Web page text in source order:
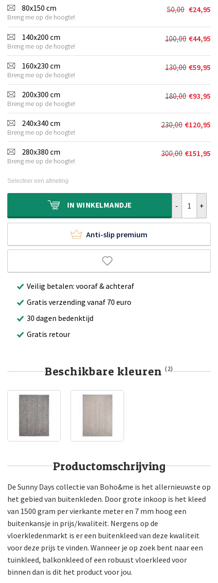
80x150 cm
Breng me op de hoogte!
50,00
prijs
was:
€50,00.
€24,95
Huidige
prijs
is:
€24,95.
140x200 cm
Breng me op de hoogte!
100,00
prijs
was:
€100,00.
€44,95
Huidige
prijs
is:
€44,95.
160x230 cm
Breng me op de hoogte!
130,00
prijs
was:
€130,00.
€59,95
Huidige
prijs
is:
€59,95.
200x300 cm
Breng me op de hoogte!
180,00
prijs
was:
€180,00.
€93,95
Huidige
prijs
is:
€93,95.
240x340 cm
Breng me op de hoogte!
230,00
prijs
was:
€230,00.
€120,95
Huidige
prijs
is:
€120,95.
280x380 cm
Breng me op de hoogte!
300,00 €151,95
Huidige
Selecteer een afmeting
IN WINKELMANDJE
Anti-slip premium
Veilig betalen: vooraf & achteraf
Gratis verzending vanaf 70 euro
30 dagen bedenktijd
Gratis retour
Beschikbare kleuren (2)
Productomschrijving
De Sunny Days collectie van Boho&me is het allernieuwste op
het gebied van buitenkleden. Door grote inkoop is het kleed
van 1500 gram per vierkante meter en 7 mm hoog een
buitenkansje in prijs/kwaliteit. Nergens op de
vloerkledenmarkt is er een buitenkleed van deze kwaliteit
voor deze prijs te vinden. Wanneer je op zoek bent naar een
tuinkleed, balkonkleed of een robuust vloerkleed voor
binnen dan is dit het product voor jou.